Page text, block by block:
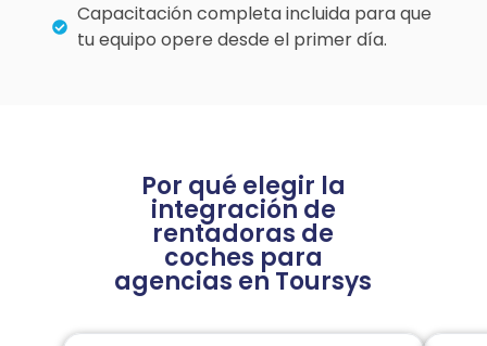
Capacitación completa incluida para que
tu equipo opere desde el primer día.
Por qué elegir la
integración de
rentadoras de
coches para
agencias en Toursys